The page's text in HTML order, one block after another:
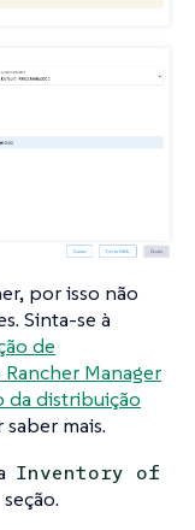
por isso não
Sinta-se à
de
Manager
da distribuição
saber mais.
Inventory of
seção.